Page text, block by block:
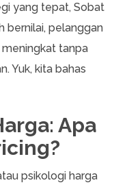
yang tepat, Sobat
bernilai, pelanggan
tanpa
Yuk, kita bahas
Apa
psikologi harga